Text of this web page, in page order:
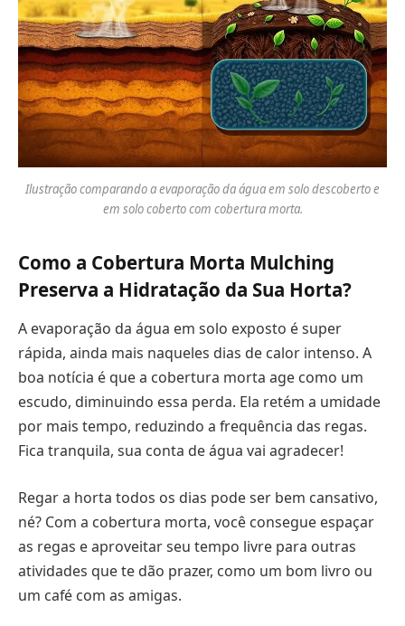
Ilustração comparando a evaporação da água em solo descoberto e
em solo coberto com cobertura morta.
Como a Cobertura Morta Mulching
Preserva a Hidratação da Sua Horta?
A evaporação da água em solo exposto é super
rápida, ainda mais naqueles dias de calor intenso. A
boa notícia é que a cobertura morta age como um
escudo, diminuindo essa perda. Ela retém a umidade
por mais tempo, reduzindo a frequência das regas.
Fica tranquila, sua conta de água vai agradecer!
Regar a horta todos os dias pode ser bem cansativo,
né? Com a cobertura morta, você consegue espaçar
as regas e aproveitar seu tempo livre para outras
atividades que te dão prazer, como um bom livro ou
um café com as amigas.